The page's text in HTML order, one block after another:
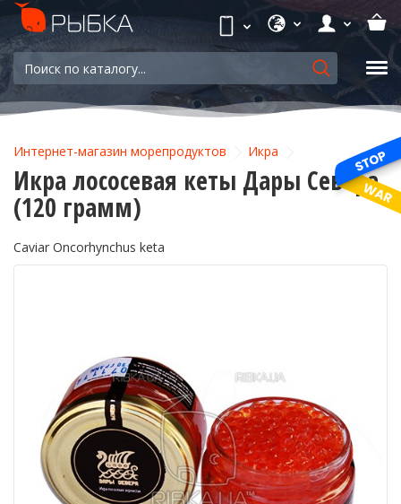
Интернет-магазин морепродуктов Икра
Икра лососевая кеты Дары Севера
(120 грамм)
Caviar Oncorhynchus keta